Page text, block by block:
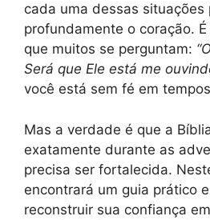
cada uma dessas situações
profundamente o coração.
que muitos se perguntam:
Será que Ele está me
você está sem fé em
Mas a verdade é que a
exatamente durante as
precisa ser fortalecida.
encontrará um guia prático
reconstruir sua confiança